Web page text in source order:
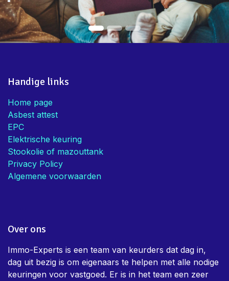
Handige links
Home page
Asbest attest
EPC
Elektrische keuring
Stookolie of mazouttank
Privacy Policy
Algemene voorwaarden
Over ons
Immo-Experts is een team van keurders dat dag in,
dag uit bezig is om eigenaars te helpen met alle nodige
keuringen voor vastgoed. Er is in het team een zeer